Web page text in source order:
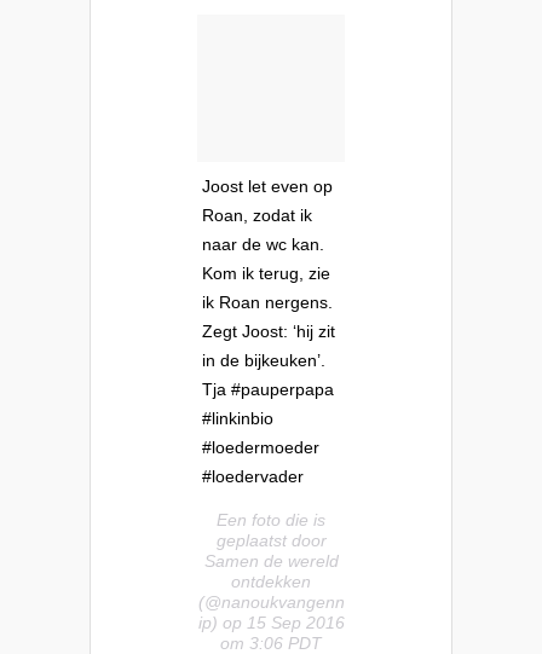
Joost let even op
Roan, zodat ik
naar de wc kan.
Kom ik terug, zie
ik Roan nergens.
Zegt Joost: ‘hij zit
in de bijkeuken’.
Tja #pauperpapa
#linkinbio
#loedermoeder
#loedervader
Een foto die is
geplaatst door
Samen de wereld
ontdekken
(@nanoukvangenn
ip) op 15 Sep 2016
om 3:06 PDT